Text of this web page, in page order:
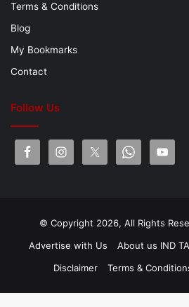
Terms & Conditions
Blog
My Bookmarks
Contact
Follow Us
© Copyright 2026, All Rights
Advertise with Us
About us IND
Disclaimer
Terms &